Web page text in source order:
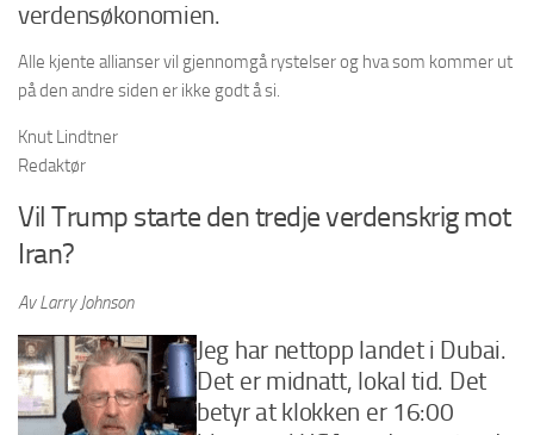
verdensøkonomien.
Alle kjente allianser vil gjennomgå rystelser og hva som kommer ut
på den andre siden er ikke godt å si.
Knut Lindtner
Redaktør
Vil Trump starte den tredje verdenskrig mot
Iran?
Av Larry Johnson
Jeg har nettopp landet i Dubai.
Det er midnatt, lokal tid. Det
betyr at klokken er 16:00